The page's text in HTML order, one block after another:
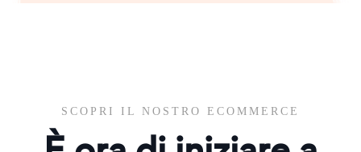
SCOPRI IL NOSTRO ECOMMERCE